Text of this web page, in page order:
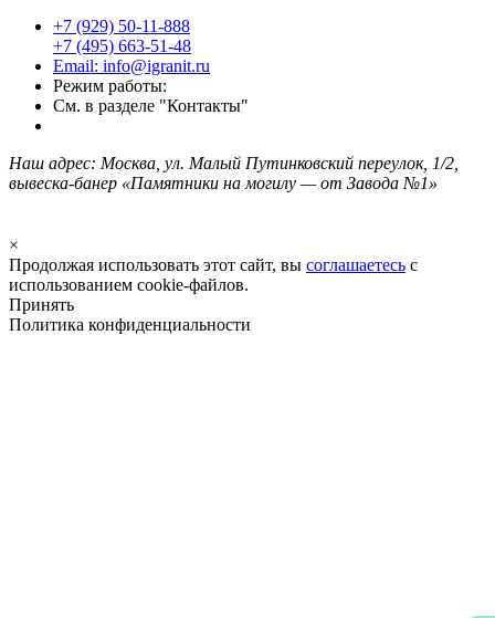
+7 (929) 50-11-888
+7 (495) 663-51-48
Email: info@igranit.ru
Режим работы:
См. в разделе "Контакты"
Наш адрес: Москва, ул. Малый Путинковский переулок, 1/2,
вывеска-банер «Памятники на могилу — от Завода №1»
×
Продолжая использовать этот сайт, вы соглашаетесь с
использованием cookie-файлов.
Принять
Политика конфиденциальности